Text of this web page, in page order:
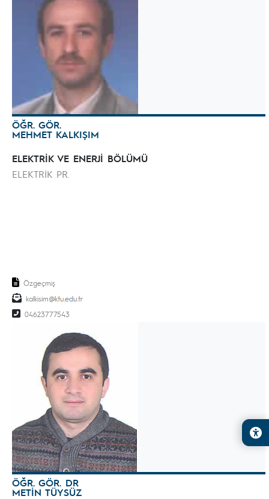
ÖĞR. GÖR.
MEHMET KALKIŞIM
ELEKTRİK VE ENERJİ BÖLÜMÜ
ELEKTRİK PR.
Özgeçmiş
kalkisim
04623777543
ÖĞR. GÖR. DR
METİN TÜYSÜZ